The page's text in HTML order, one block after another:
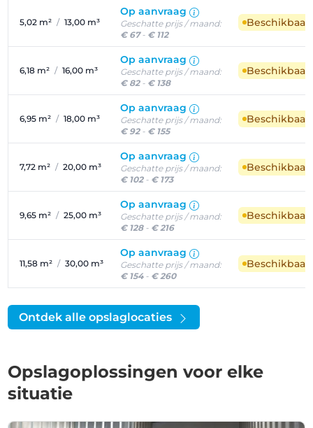
5,02 m² / 13,00 m³
Op aanvraag
Geschatte prijs / maand:
€ 67- € 112
6,18 m² / 16,00 m³
Op aanvraag
Geschatte prijs / maand:
€ 82- € 138
6,95 m² / 18,00 m³
Op aanvraag
Geschatte prijs / maand:
€ 92- € 155
7,72 m² / 20,00 m³
Op aanvraag
Geschatte prijs / maand:
€ 102- € 173
9,65 m² / 25,00 m³
Op aanvraag
Geschatte prijs / maand:
€ 128- € 216
11,58 m² / 30,00 m³
Op aanvraag
Geschatte prijs / maand:
€ 154- € 260
Ontdek alle opslaglocaties
Opslagoplossingen voor elke
situatie